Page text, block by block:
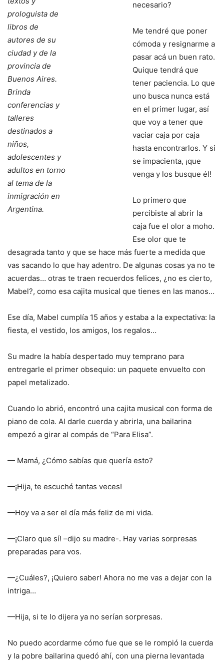
prologuista de
libros de
autores de su
ciudad y de la
provincia de
Buenos Aires.
Brinda
conferencias y
talleres
destinados a
niños,
adolescentes y
adultos en torno
al tema de la
inmigración en
Argentina.
necesario?
Me tendré que poner
cómoda y resignarme a
pasar acá un buen rato.
Quique tendrá que
tener paciencia. Lo que
uno busca nunca está
en el primer lugar, así
que voy a tener que
vaciar caja por caja
hasta encontrarlos. Y si
se impacienta, ¡que
venga y los busque él!
Lo primero que
percibiste al abrir la
caja fue el olor a moho.
Ese olor que te
desagrada tanto y que se hace más fuerte a medida que
vas sacando lo que hay adentro. De algunas cosas ya no te
acuerdas… otras te traen recuerdos felices, ¿no es cierto,
Mabel?, como esa cajita musical que tienes en las manos…
Ese día, Mabel cumplía 15 años y estaba a la expectativa: la
fiesta, el vestido, los amigos, los regalos…
Su madre la había despertado muy temprano para
entregarle el primer obsequio: un paquete envuelto con
papel metalizado.
Cuando lo abrió, encontró una cajita musical con forma de
piano de cola. Al darle cuerda y abrirla, una bailarina
empezó a girar al compás de “Para Elisa”.
— Mamá, ¿Cómo sabías que quería esto?
—¡Hija, te escuché tantas veces!
—Hoy va a ser el día más feliz de mi vida.
—¡Claro que sí! –dijo su madre-. Hay varias sorpresas
preparadas para vos.
—¿Cuáles?, ¡Quiero saber! Ahora no me vas a dejar con la
intriga…
—Hija, si te lo dijera ya no serían sorpresas.
No puedo acordarme cómo fue que se le rompió la cuerda
y la pobre bailarina quedó ahí, con una pierna levantada